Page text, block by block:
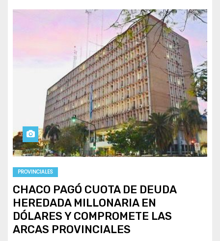
PROVINCIALES
CHACO PAGÓ CUOTA DE DEUDA
HEREDADA MILLONARIA EN
DÓLARES Y COMPROMETE LAS
ARCAS PROVINCIALES